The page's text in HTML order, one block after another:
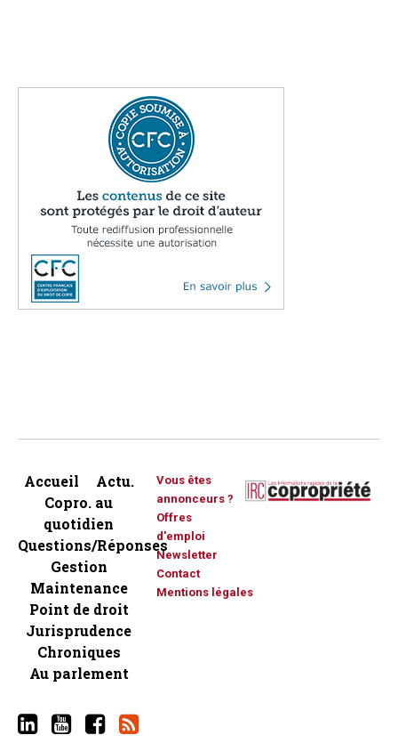
Accueil
Actu.
Copro. au
quotidien
Questions/Réponses
Gestion
Maintenance
Point de droit
Jurisprudence
Chroniques
Au parlement
Vous êtes
annonceurs ?
Offres
d'emploi
Newsletter
Contact
Mentions légales